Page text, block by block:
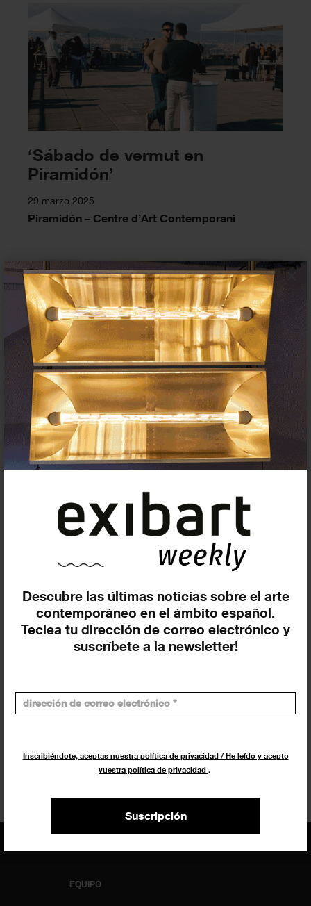
Descubre las últimas noticias sobre el arte
contemporáneo en el ámbito español.
Teclea tu dirección de correo electrónico y
suscríbete a la newsletter!
Inscribiéndote, aceptas nuestra política de privacidad / He leído y acepto
vuestra política de privacidad .
Suscripción
×
‘Sábado de vermut en
Piramidón’
29 marzo 2025
Piramidón – Centre d’Art Contemporani
¡Último sábado de vermut del
año en Piramidón!
14 diciembre 2024
Postals des de Piramidón
Piramidón – Centre d’Art Contemporani
EQUIPO